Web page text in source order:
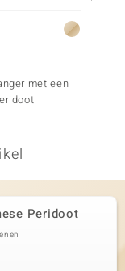
met een
Peridoot